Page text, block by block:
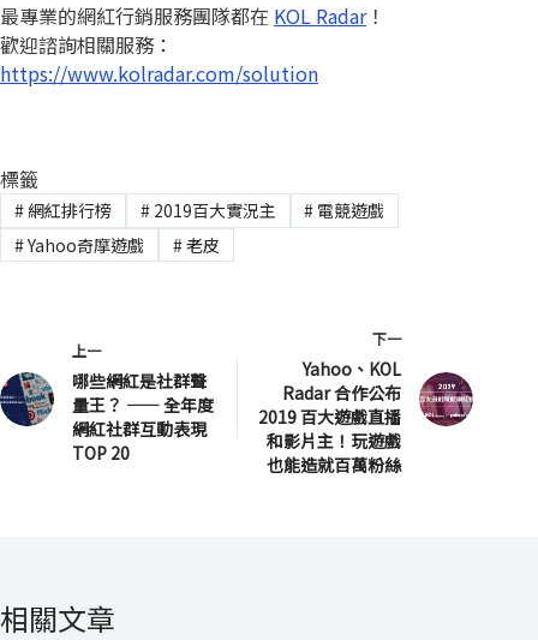
最專業的網紅行銷服務團隊都在 KOL Radar！
歡迎諮詢相關服務：
https://www.kolradar.com/solution
標籤
#網紅排行榜 #2019百大實況主 # 電競遊戲
#Yahoo奇摩遊戲 #老皮
上一
哪些網紅是社群聲
量王？ —— 全年度
網紅社群互動表現
TOP 20
下一
Yahoo、KOL
Radar 合作公布
2019 百大遊戲直播
和影片主！玩遊戲
也能造就百萬粉絲
相關文章